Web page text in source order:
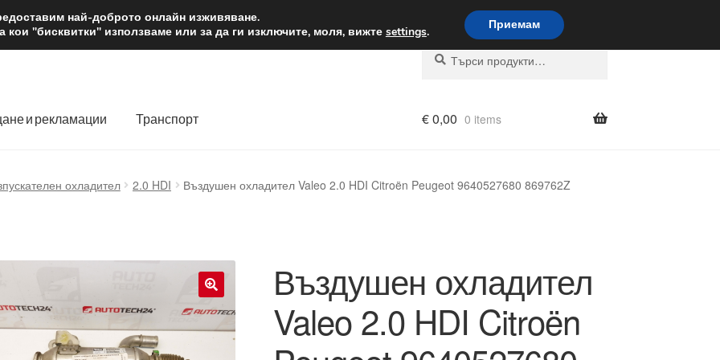
лв. Доставка по целия свят
Търсене
Търсене
и рекламации Транспорт €0,00 0 items
охладител 2.0 HDI Въздушен охладител Valeo 2.0 HDI Citroën Peugeot 9640527680 869762Z
🔍
Въздушен охладител
Valeo 2.0 HDI Citroën
най-доброто онлайн изживяване.
"бисквитки" използваме или за да ги изключите, моля, вижте settings. Приемам